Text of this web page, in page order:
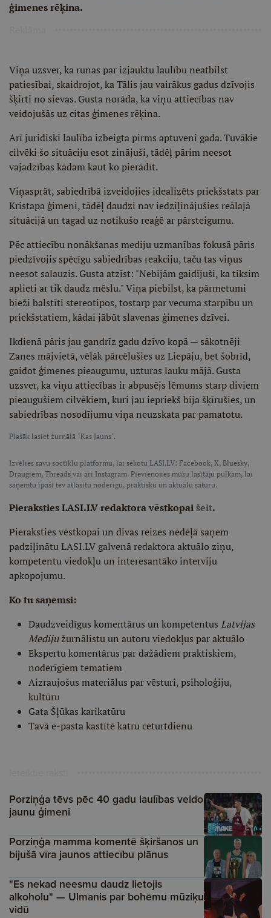
ģimenes rēķina.
Viņa uzsver, ka runas par izjauktu laulību neatbilst
patiesībai, skaidrojot, ka Tālis jau vairākus gadus dzīvojis
šķirti no sievas. Gusta norāda, ka viņu attiecības nav
veidojušās uz citas ģimenes rēķina.
Arī juridiski laulība izbeigta pirms aptuveni gada. Tuvākie
cilvēki šo situāciju esot zinājuši, tādēļ pārim neesot
vajadzības kādam kaut ko pierādīt.
Viņasprāt, sabiedrībā izveidojies idealizēts priekšstats par
Kristapa ģimeni, tādēļ daudzi nav iedziļinājušies reālajā
situācijā un tagad uz notikušo reaģē ar pārsteigumu.
Pēc attiecību nonākšanas mediju uzmanības fokusā pāris
piedzīvojis spēcīgu sabiedrības reakciju, taču tas viņus
neesot salauzis. Gusta atzīst: "Nebijām gaidījuši, ka tiksim
aplieti ar tik daudz mēslu." Viņa piebilst, ka pārmetumi
bieži balstīti stereotipos, tostarp par vecuma starpību un
priekšstatiem, kādai jābūt slavenas ģimenes dzīvei.
Ikdienā pāris jau gandrīz gadu dzīvo kopā — sākotnēji
Zanes mājvietā, vēlāk pārcēlušies uz Liepāju, bet šobrīd,
gaidot ģimenes pieaugumu, uzturas lauku mājā. Gusta
uzsver, ka viņu attiecības ir abpusējs lēmums starp diviem
pieaugušiem cilvēkiem, kuri jau iepriekš bija šķīrušies, un
sabiedrības nosodījumu viņa neuzskata par pamatotu.
Plašāk lasiet žurnālā "Kas Jauns".
Izvēlies savu soctīklu platformu, lai sekotu LASI.LV: Facebook, X, Bluesky,
Draugiem, Threads vai arī Instagram. Pievienojies mūsu lasītāju pulkam, lai
saņemtu īpaši tev atlasītu noderīgu, praktisku un aktuālu saturu.
Pieraksties LASI.LV redaktora vēstkopaišeit.
Pieraksties vēstkopai un divas reizes nedēļā saņem
padziļinātu LASI.LV galvenā redaktora aktuālo ziņu,
kompetentu viedokļu un interesantāko interviju
apkopojumu.
Ko tu saņemsi:
Daudzveidīgus komentārus un kompetentus Latvijas
Medijužurnālistu un autoru viedokļus par aktuālo
Ekspertu komentārus par dažādiem praktiskiem,
noderīgiem tematiem
Aizraujošus materiālus par vēsturi, psiholoģiju,
kultūru
Gata Šļūkas karikatūru
Tavā e-pasta kastītē katru ceturtdienu
Porziņģa tēvs pēc 40 gadu laulības veido
jaunu ģimeni
Porziņģa mamma komentē šķiršanos un
bijušā vīra jaunos attiecību plānus
"Es nekad neesmu daudz lietojis
alkoholu" — Ulmanis par bohēmu mūziķu
vidū